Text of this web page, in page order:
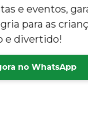
e eventos,
para as
e divertido!
no WhatsApp